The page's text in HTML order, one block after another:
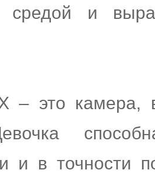
средой и
– это камера,
и в точности